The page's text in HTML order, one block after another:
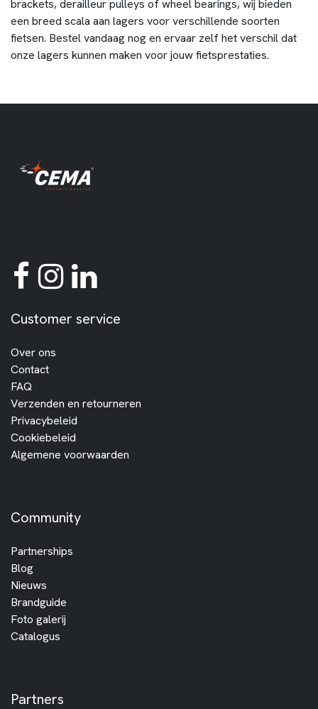
brackets, derailleur pulleys of wheel bearings, wij bieden
een breed scala aan lagers voor verschillende soorten
fietsen. Bestel vandaag nog en ervaar zelf het verschil dat
onze lagers kunnen maken voor jouw fietsprestaties.
Customer service
Over ons
Contact
FAQ
Verzenden en retourneren
Privacybeleid
Cookiebeleid
Algemene voorwaarden
Community
Partnerships
Blog
Nieuws
Brandguide
Foto galerij
Catalogus
Partners